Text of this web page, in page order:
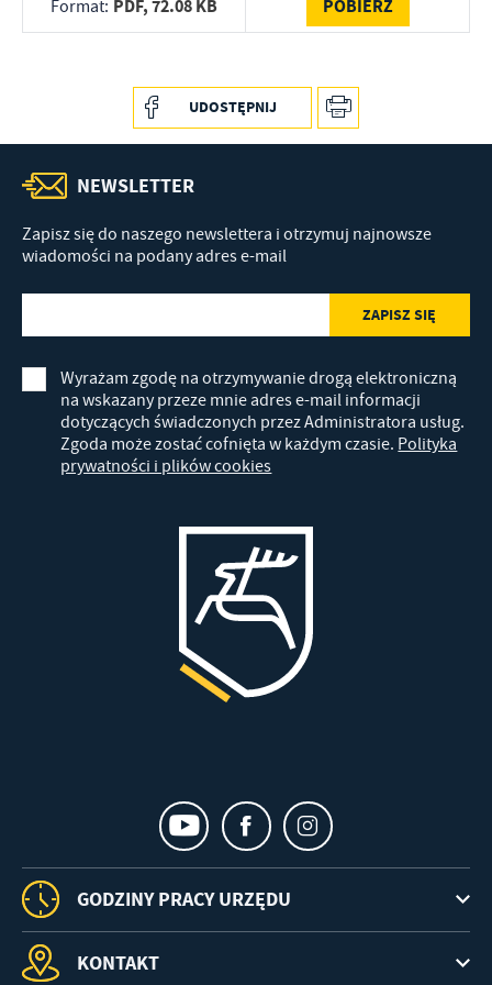
Format: PDF,72.08 KB POBIERZ
UDOSTĘPNIJ
NEWSLETTER
Zapisz się do naszego newslettera i otrzymuj najnowsze
wiadomości na podany adres e-mail
Wyrażam zgodę na otrzymywanie drogą elektroniczną
na wskazany przeze mnie adres e-mail informacji
dotyczących świadczonych przez Administratora usług.
Zgoda może zostać cofnięta w każdym czasie. Polityka
prywatności i plików cookies
GODZINY PRACY URZĘDU
KONTAKT
Promocyjne pliki cookies służą do prezentowania Ci naszych
komunikatów na podstawie analizy Twoich upodobań oraz Twoich
firm będących naszymi partnerami oraz innych dostawców usług.
Firmy te działają w charakterze pośredników prezentujących nasze
treści w postaci wiadomości, ofert, komunikatów mediów
Więcej